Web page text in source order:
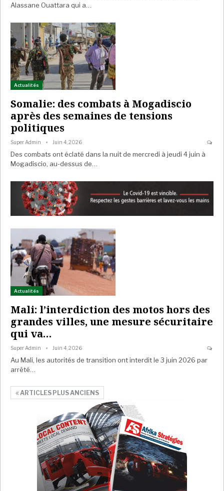
Alassane Ouattara qui a…
Actualités
Somalie: des combats à Mogadiscio
après des semaines de tensions
politiques
Super Admin Juin 4, 2026
Des combats ont éclaté dans la nuit de mercredi à jeudi 4 juin à
Mogadiscio, au-dessus de…
Actualités
Mali: l’interdiction des motos hors des
grandes villes, une mesure sécuritaire
qui va…
Super Admin Juin 4, 2026
Au Mali, les autorités de transition ont interdit le 3 juin 2026 par
arrêté…
ARTICLES PLUS ANCIENS